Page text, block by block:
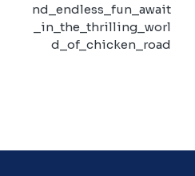
nd_endless_fun_await
_in_the_thrilling_worl
d_of_chicken_road